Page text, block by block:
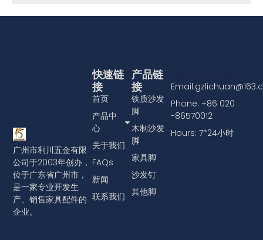
广州市利川五金有限
公司于2003年创办，
位于广东省广州市，
是一家专业开发生
产、销售家具配件的
企业。
产品链
接
铁质沙发
脚
木制沙发
脚
家具脚
沙发钉
其他脚
快速链
接
首页
产品中
心
关于我们
FAQs
新闻
联系我们
Phone: +86 020
-86570012
Hours: 7*24小时